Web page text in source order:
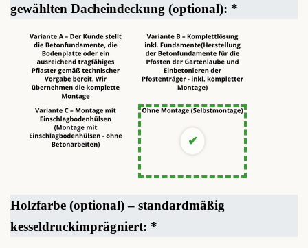
gewählten Dacheindeckung (optional): *
Holzfarbe (optional) – standardmäßig
kesseldruckimprägniert: *